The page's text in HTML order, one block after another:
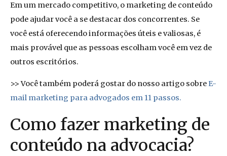
Em um mercado competitivo, o marketing de conteúdo
pode ajudar você a se destacar dos concorrentes. Se
você está oferecendo informações úteis e valiosas, é
mais provável que as pessoas escolham você em vez de
outros escritórios.
>> Você também poderá gostar do nosso artigo sobreE-
mail marketing para advogados em 11 passos.
Como fazer marketing de
conteúdo na advocacia?